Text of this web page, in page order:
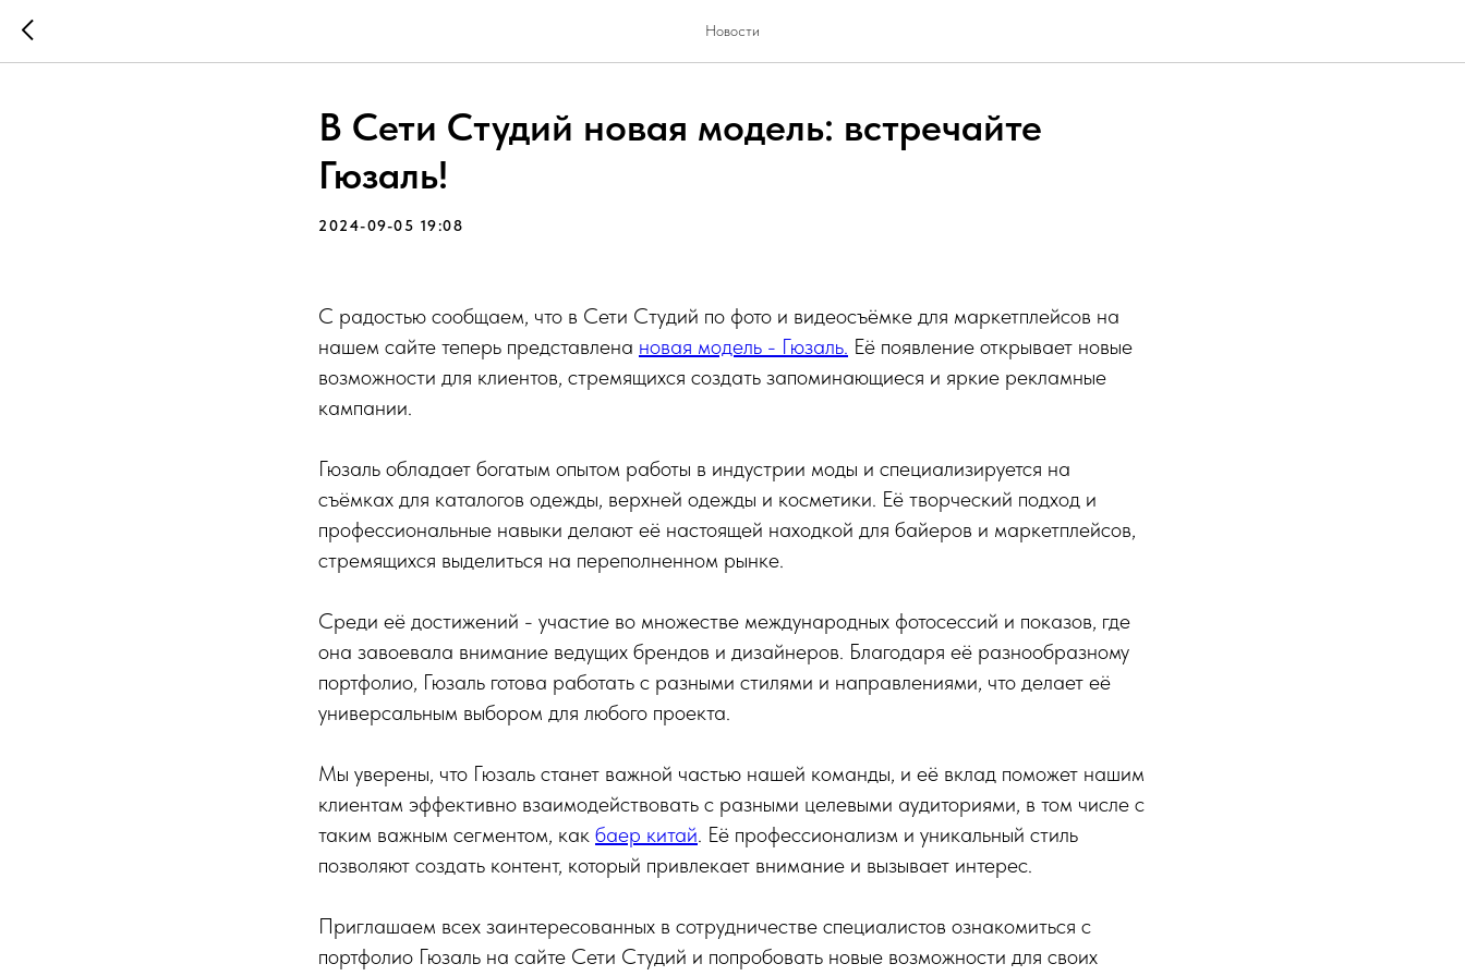
Новости
В Сети Студий новая модель: встречайте
Гюзаль!
2024-09-05 19:08
С радостью сообщаем, что в Сети Студий по фото и видеосъёмке для маркетплейсов на
нашем сайте теперь представлена новая модель - Гюзаль. Её появление открывает новые
возможности для клиентов, стремящихся создать запоминающиеся и яркие рекламные
кампании.
Гюзаль обладает богатым опытом работы в индустрии моды и специализируется на
съёмках для каталогов одежды, верхней одежды и косметики. Её творческий подход и
профессиональные навыки делают её настоящей находкой для байеров и маркетплейсов,
стремящихся выделиться на переполненном рынке.
Среди её достижений - участие во множестве международных фотосессий и показов, где
она завоевала внимание ведущих брендов и дизайнеров. Благодаря её разнообразному
портфолио, Гюзаль готова работать с разными стилями и направлениями, что делает её
универсальным выбором для любого проекта.
Мы уверены, что Гюзаль станет важной частью нашей команды, и её вклад поможет нашим
клиентам эффективно взаимодействовать с разными целевыми аудиториями, в том числе с
таким важным сегментом, как баер китай. Её профессионализм и уникальный стиль
позволяют создать контент, который привлекает внимание и вызывает интерес.
Приглашаем всех заинтересованных в сотрудничестве специалистов ознакомиться с
портфолио Гюзаль на сайте Сети Студий и попробовать новые возможности для своих